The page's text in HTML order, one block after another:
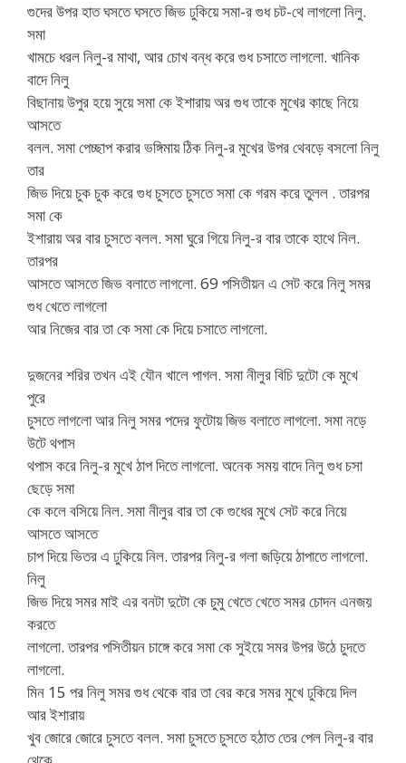
গুদের উপর হাত ঘসতে ঘসতে জিভ ঢুকিয়ে সমা-র গুধ চট-থে লাগলো নিলু.
সমা
খামচে ধরল নিলু-র মাথা, আর চোখ বন্ধ করে গুধ চসাতে লাগলো. খানিক
বাদে নিলু
বিছানায় উপুর হয়ে সুয়ে সমা কে ইশারায় অর গুধ তাকে মুখের কাছে নিয়ে
আসতে
বলল. সমা পেচ্ছাপ করার ভঙ্গিমায় ঠিক নিলু-র মুখের উপর থেবড়ে বসলো নিলু
তার
জিভ দিয়ে চুক চুক করে গুধ চুসতে চুসতে সমা কে গরম করে তুলল . তারপর
সমা কে
ইশারায় অর বার চুসতে বলল. সমা ঘুরে গিয়ে নিলু-র বার তাকে হাথে নিল.
তারপর
আসতে আসতে জিভ বলাতে লাগলো. 69 পসিতীয়ন এ সেট করে নিলু সমর
গুধ খেতে লাগলো
আর নিজের বার তা কে সমা কে দিয়ে চসাতে লাগলো.
দুজনের শরির তখন এই যৌন খালে পাগল. সমা নীলুর বিচি দুটো কে মুখে
পুরে
চুসতে লাগলো আর নিলু সমর পদের ফুটোয় জিভ বলাতে লাগলো. সমা নড়ে
উটে থপাস
থপাস করে নিলু-র মুখে ঠাপ দিতে লাগলো. অনেক সময় বাদে নিলু গুধ চসা
ছেড়ে সমা
কে কলে বসিয়ে নিল. সমা নীলুর বার তা কে গুধের মুখে সেট করে নিয়ে
আসতে আসতে
চাপ দিয়ে ভিতর এ ঢুকিয়ে নিল. তারপর নিলু-র গলা জড়িয়ে ঠাপাতে লাগলো.
নিলু
জিভ দিয়ে সমর মাই এর বনটা দুটো কে চুমু খেতে খেতে সমর চোদন এনজয়
করতে
লাগলো. তারপর পসিতীয়ন চাঙ্গে করে সমা কে সুইয়ে সমর উপর উঠে চুদতে
লাগলো.
মিন 15 পর নিলু সমর গুধ থেকে বার তা বের করে সমর মুখে ঢুকিয়ে দিল
আর ইশারায়
খুব জোরে জোরে চুসতে বলল. সমা চুসতে চুসতে হঠাত তের পেল নিলু-র বার